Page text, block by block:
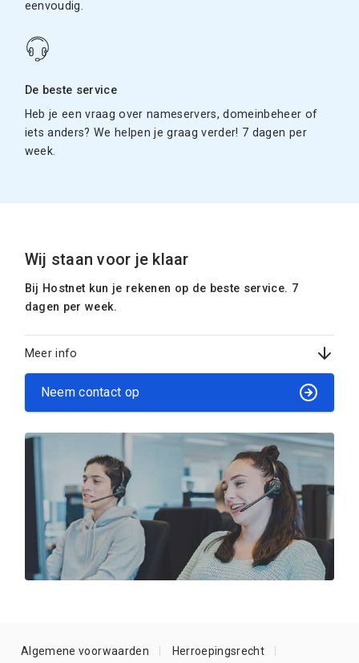
eenvoudig.
De beste service
Heb je een vraag over nameservers, domeinbeheer of
iets anders? We helpen je graag verder! 7 dagen per
week.
Wij staan voor je klaar
Bij Hostnet kun je rekenen op de beste service. 7
dagen per week.
Meer info
Neem contact op
Algemene voorwaarden Herroepingsrecht